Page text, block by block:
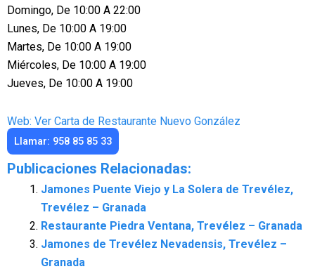
Domingo, De 10:00 A 22:00
Lunes, De 10:00 A 19:00
Martes, De 10:00 A 19:00
Miércoles, De 10:00 A 19:00
Jueves, De 10:00 A 19:00
Web: Ver Carta de Restaurante Nuevo González
Llamar: 958 85 85 33
Publicaciones Relacionadas:
Jamones Puente Viejo y La Solera de Trevélez,
Trevélez – Granada
Restaurante Piedra Ventana, Trevélez – Granada
Jamones de Trevélez Nevadensis, Trevélez –
Granada